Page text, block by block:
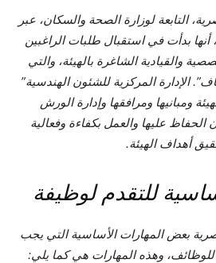
التابعة لوزارة الصحة والسكان، عبر
أنها بدأت في استقبال طلبات الراغبين
والقيادية الشاغرة بالهيئة، والتي
الإدارة المركزية للشئون الهندسية”
ومبانيها ومرافقها وإدارة الورش
عليها والعمل بكفاءة وفعالية
أهداف الهيئة.
للتقدم لوظيفة
بعض المهارات الأساسية التي يجب
للوظائف، وهذه المهارات هي كما يلي: